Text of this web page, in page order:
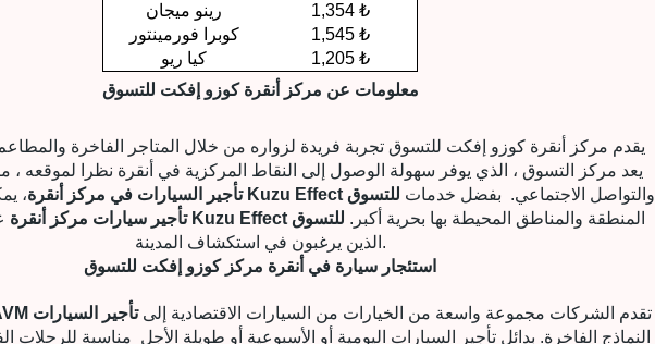
رينو ميجان
1,354 ₺
كوبرا فورمينتور
1,545 ₺
كيا ريو
1,205 ₺
معلومات عن مركز أنقرة كوزو إفكت للتسوق
يقدم مركز أنقرة كوزو إفكت للتسوق تجربة فريدة لزواره من خلال المتاجر الفاخرة
يعد مركز التسوق ، الذي يوفر سهولة الوصول إلى النقاط المركزية في أنقرة نظرا لموقعه ،
والتواصل الاجتماعي. بفضل خدمات تأجير السيارات في مركز أنقرة Kuzu Effect للتسوق
،
المنطقة والمناطق المحيطة بها بحرية أكبر. تأجير سيارات مركز أنقرة Kuzu Effect للتسوق
الذين يرغبون في استكشاف المدينة.
استئجار سيارة في أنقرة مركز كوزو إفكت للتسوق
أنقرة Kuzu تأثير AVM تأجير السياراتتقدم الشركات مجموعة واسعة من الخيارات من السيارات الاقتصادية إلى
النماذج الفاخرة. بدائل تأجير السيارات اليومية أو الأسبوعية أو طويلة الأجل مناسبة للرحلات